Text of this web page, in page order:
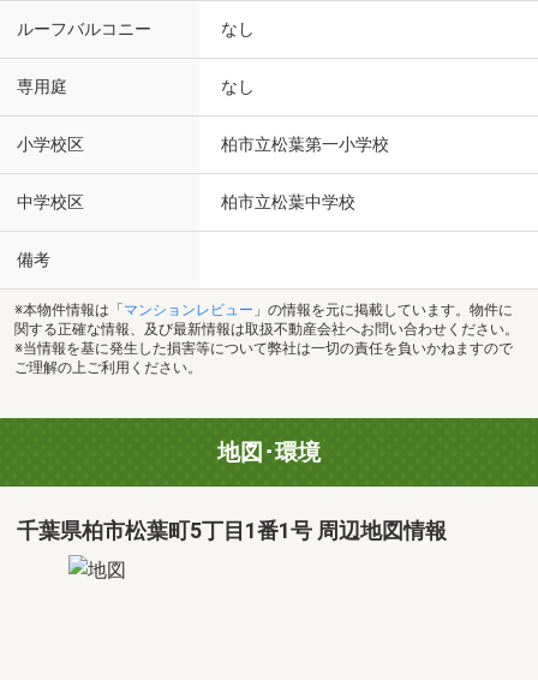
ルーフバルコニー なし
専用庭 なし
小学校区 柏市立松葉第一小学校
中学校区 柏市立松葉中学校
備考
※本物件情報は「 マンションレビュー 」の情報を元に掲載しています。物件に
関する正確な情報、及び最新情報は取扱不動産会社へお問い合わせください。
※当情報を基に発生した損害等について弊社は一切の責任を負いかねますので
ご理解の上ご利用ください。
地図･環境
千葉県柏市松葉町5丁目1番1号 周辺地図情報